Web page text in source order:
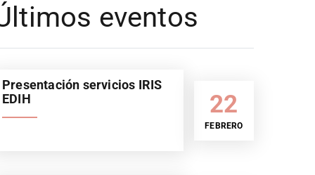
eventos
22
FEBRERO
Presentación servicios IRIS
EDIH